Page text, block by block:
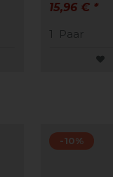
15,96 € *
1
Paar
-10%